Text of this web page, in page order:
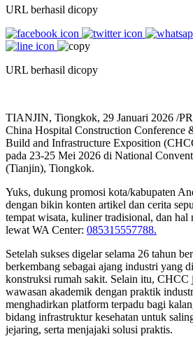
URL berhasil dicopy
URL berhasil dicopy
TIANJIN, Tiongkok, 29 Januari 2026 /
China Hospital Construction Conference
Build and Infrastructure Exposition
pada 23-25 Mei 2026 di National
(Tianjin), Tiongkok.
Yuks, dukung promosi kota/kabupaten
dengan bikin konten artikel dan cerita
tempat wisata, kuliner tradisional, dan
lewat WA Center: 085315557788.
Setelah sukses digelar selama 26 tahun
berkembang sebagai ajang industri yang
konstruksi rumah sakit. Selain itu, CHCC
wawasan akademik dengan praktik
menghadirkan platform terpadu bagi
bidang infrastruktur kesehatan untuk
jejaring, serta menjajaki solusi praktis.